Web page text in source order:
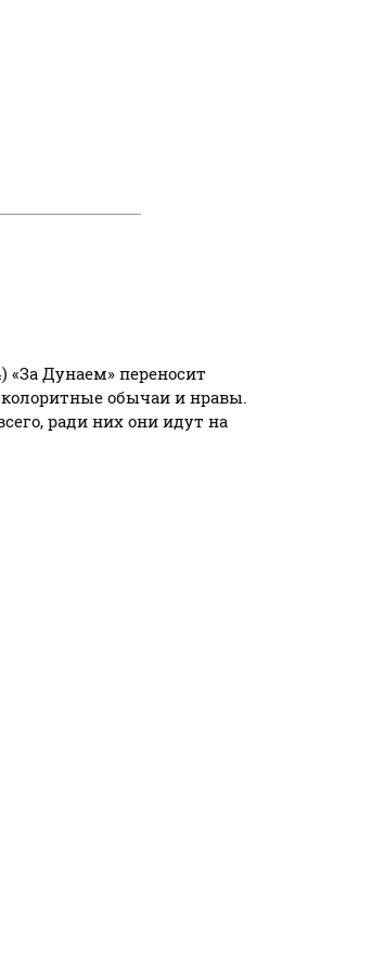
«За Дунаем» переносит
колоритные обычаи и нравы.
ради них они идут на